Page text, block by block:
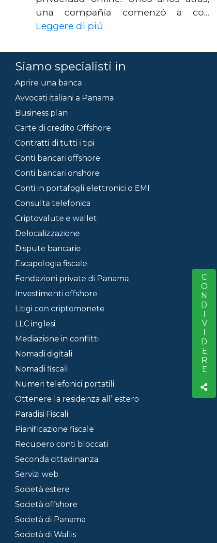
una compañía comenzó a co…
Leggere di piú
CONDIVIDERE
Siamo specialisti in
Aprire una banca
Avvocati italiani a Panama
Business plan
Carte di credito Offshore
Contratti di tutti i tipi
Conti bancari offshore
Conti bancari onshore
Conti in portafogli elettronici o EMI
Consulta telefonica
Criptovalute e wallet
Delocalizzazione
Dispute bancarie
Escapologia fiscale
Fondazioni private di Panama
Investimenti offshore
Litigi con criptomonete
LLC inglesi
Mediazione in conflitti
Nomadi digitali
Nomadi fiscali
Numeri telefonici portatili
Ottenere la residenza all’ estero
Paradisi Fiscali
Pianificazione fiscale
Recupero conti bloccati
Seconda cittadinanza
Servizi web
Società estere
Società offshore
Società di Panama
Società di Wallis